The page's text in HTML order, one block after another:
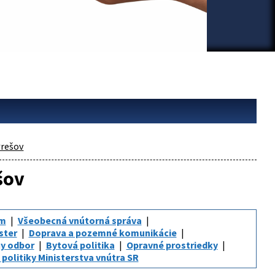
Všeobecná vnútorná správa
Doprava a pozemné komunikácie
odbor Bytová politika
Opravné prostriedky
Ministerstva vnútra SR